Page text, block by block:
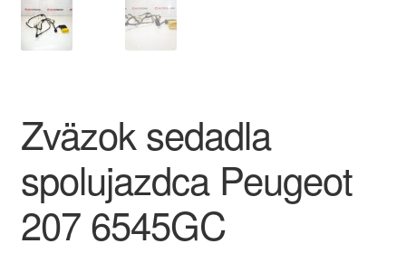
Platby
Reklamace
Reklamačný poriadok
Zväzok sedadla
spolujazdca Peugeot
207 6545GC